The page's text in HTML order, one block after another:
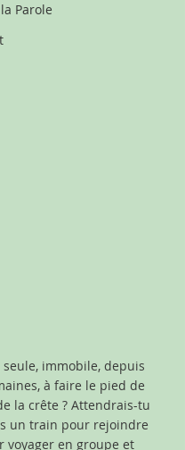
Parole
immobile, depuis
à faire le pied de
la crête ? Attendrais-tu
un train pour rejoindre
voyager en groupe et